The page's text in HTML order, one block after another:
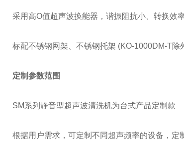
采用高O值超声波换能器，谐振阻抗小、转换效率
标配不锈钢网架、不锈钢托架 (KO-1000DM-T除
定制参数范围
SM系列静音型超声波清洗机为台式产品定制款
根据用户需求，可定制不同超声频率的设备，定